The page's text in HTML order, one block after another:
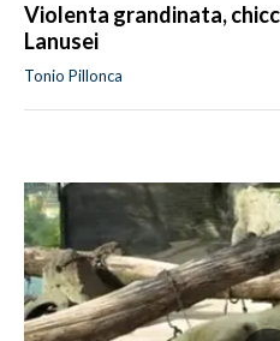
Violenta grandinata,
Lanusei
Tonio Pillonca